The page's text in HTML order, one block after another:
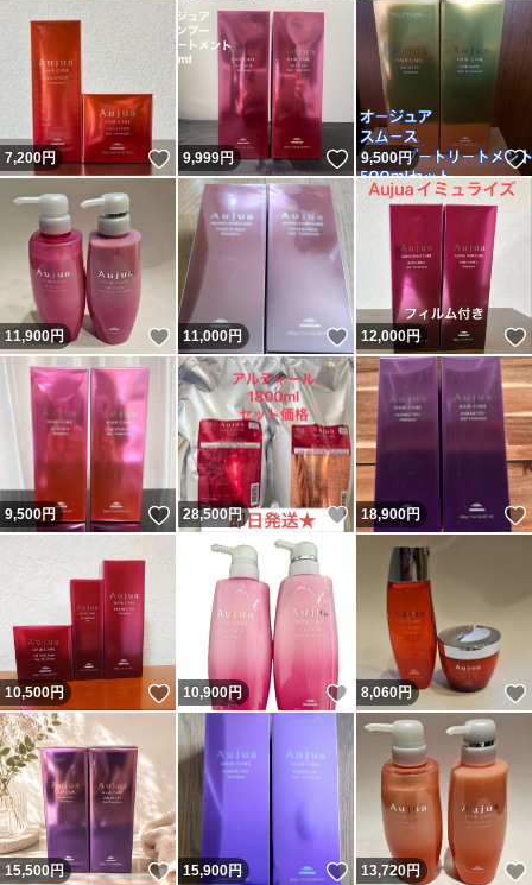
7,200円 いいね！
9,999円 いいね！
9,500円
11,900円 いいね！
11,000円 いいね！
12,000円
9,500円 いいね！
28,500円 いいね！
18,900円
10,500円 いいね！
10,900円 いいね！
8,060円
15,500円 いいね！
15,900円 いいね！
13,720円